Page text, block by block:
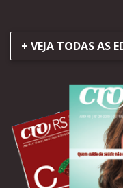
+ VEJA TODAS AS